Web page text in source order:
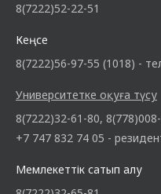
8(7222)52-22-51
Кеңсе
8(7222)56-97-55 (1018) -
Университетке оқуға түсу
8(7222)32-61-80,
+7 747 832 74 05 -
Мемлекеттік сатып алу